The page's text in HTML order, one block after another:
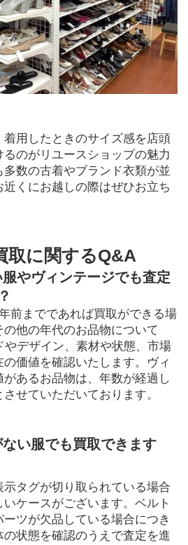
用したときのサイズ感を店頭
のがリユースショップの魅力
数の古着やブランド衣類が並
くにお越しの際はぜひお立ち
取に関するQ&A
やヴィンテージでも査定
前までであれば買取ができる場
他の年代のお品物について
やデザイン、素材や状態、市場
価値を確認いたします。ヴィ
あるお品物は、年数が経過し
せていただいております。
い服でも買取できます
タグが切り取られている場合
ケースがございます。ベルト
ツが欠品している場合につき
の状態を確認のうえで査定を進